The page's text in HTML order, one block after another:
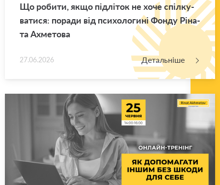
Що ро­би­ти, якщо під­лі­ток не хоче спіл­ку­
ва­ти­ся: по­ра­ди від пси­хо­ло­ги­ні Фонду Рі­на­
та Ахме­то­ва
27.06.2026 Детальніше